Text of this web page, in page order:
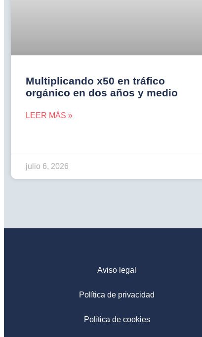
Multiplicando x50 en tráfico
orgánico en dos años y medio
LEER MÁS »
julio 6, 2026
Aviso legal
Política de privacidad
Política de cookies